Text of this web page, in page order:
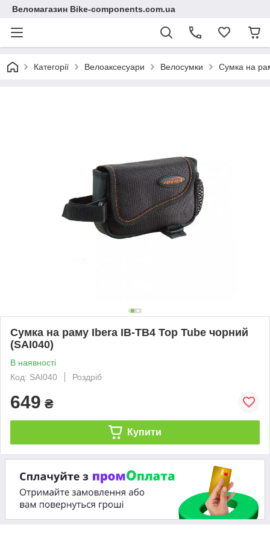
Веломагазин Bike-components.com.ua
Категорії Велоаксесуари Велосумки Сумка на
Сумка на раму Ibera IB-TB4 Top Tube чорний
(SAI040)
В наявності
Код: SAI040
Роздріб
649 ₴
Купити